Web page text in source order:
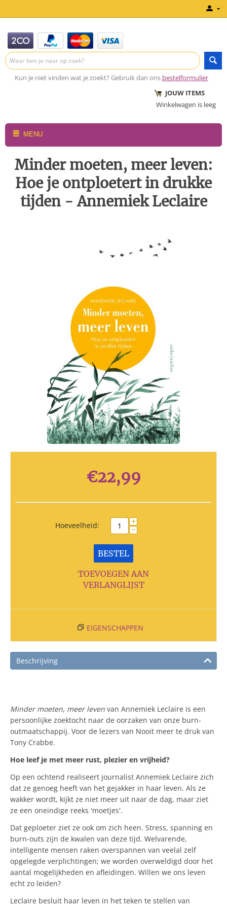
Kun je niet vinden wat je zoekt? Gebruik dan ons bestelformulier
JOUW ITEMS
Winkelwagen is leeg
MENU
Minder moeten, meer leven:
Hoe je ontploetert in drukke
tijden - Annemiek Leclaire
€22,99
Hoeveelheid: +
−
BESTEL
TOEVOEGEN AAN
VERLANGLIJST
EIGENSCHAPPEN
Beschrijving
Minder moeten, meer leven van Annemiek Leclaire is een
persoonlijke zoektocht naar de oorzaken van onze burn-
outmaatschappij. Voor de lezers van Nooit meer te druk van
Tony Crabbe.
Hoe leef je met meer rust, plezier en vrijheid?
Op een ochtend realiseert journalist Annemiek Leclaire zich
dat ze genoeg heeft van het gejakker in haar leven. Als ze
wakker wordt, kijkt ze niet meer uit naar de dag, maar ziet
ze een oneindige reeks 'moetjes'.
Dat geploeter ziet ze ook om zich heen. Stress, spanning en
burn-outs zijn de kwalen van deze tijd. Welvarende,
intelligente mensen raken overspannen van veelal zelf
opgelegde verplichtingen; we worden overweldigd door het
aantal mogelijkheden en afleidingen. Willen we ons leven
echt zo leiden?
Leclaire besluit haar leven in het teken te stellen van